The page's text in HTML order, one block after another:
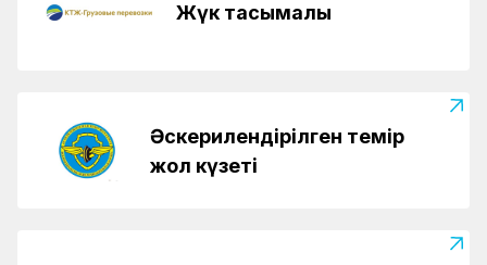
Жүк тасымалы
Әскерилендірілген темір
жол күзеті